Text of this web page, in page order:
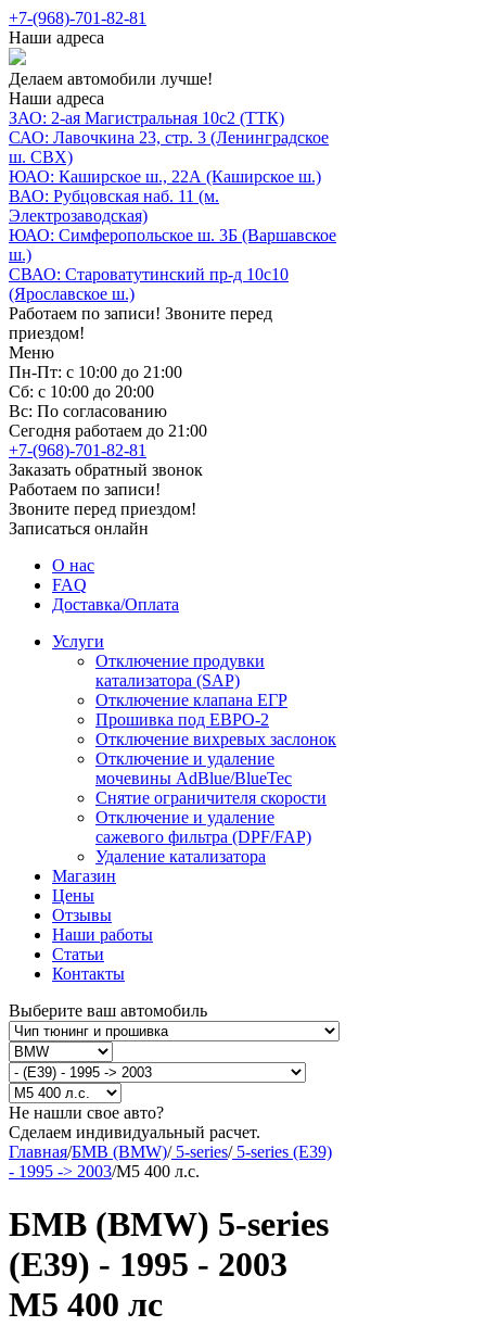
+7-(968)-701-82-81
Наши адреса
Делаем автомобили лучше!
Наши адреса
ЗАО: 2-ая Магистральная 10с2 (ТТК)
САО: Лавочкина 23, стр. 3 (Ленинградское
ш. СВХ)
ЮАО: Каширское ш., 22А (Каширское ш.)
ВАО: Рубцовская наб. 11 (м.
Электрозаводская)
ЮАО: Симферопольское ш. 3Б (Варшавское
ш.)
СВАО: Староватутинский пр-д 10с10
(Ярославское ш.)
Работаем по записи! Звоните перед
приездом!
Меню
Пн-Пт: с 10:00 до 21:00
Сб: с 10:00 до 20:00
Вс: По согласованию
Сегодня работаем до 21:00
+7-(968)-701-82-81
Заказать обратный звонок
Работаем по записи!
Звоните перед приездом!
Записаться онлайн
О нас
FAQ
Доставка/Оплата
Услуги
Отключение продувки
катализатора (SAP)
Отключение клапана ЕГР
Прошивка под ЕВРО-2
Отключение вихревых заслонок
Отключение и удаление
мочевины AdBlue/BlueTec
Снятие ограничителя скорости
Отключение и удаление
сажевого фильтра (DPF/FAP)
Удаление катализатора
Магазин
Цены
Отзывы
Наши работы
Статьи
Контакты
Выберите ваш автомобиль
Не нашли свое авто?
Сделаем индивидуальный расчет.
Главная/БМВ (BMW)/5-series/5-series (E39)
- 1995 -> 2003/M5 400 л.с.
БМВ (BMW) 5-series
(E39) - 1995 - 2003
M5 400 лс